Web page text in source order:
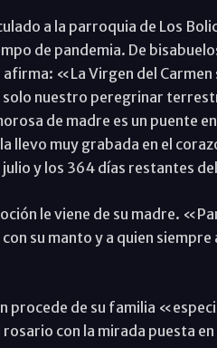
a la parroquia de Los
de pandemia. De
afirma: «La Virgen del
solo nuestro peregrinar
de madre es un puente
llevo muy grabada en el
y los 364 días restantes
le viene de su madre.
su manto y a quien siempre
procede de su familia
con la mirada puesta